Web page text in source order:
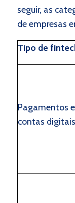
seguir, as
de empresas
Tipo de
Pagamentos e
contas digitais